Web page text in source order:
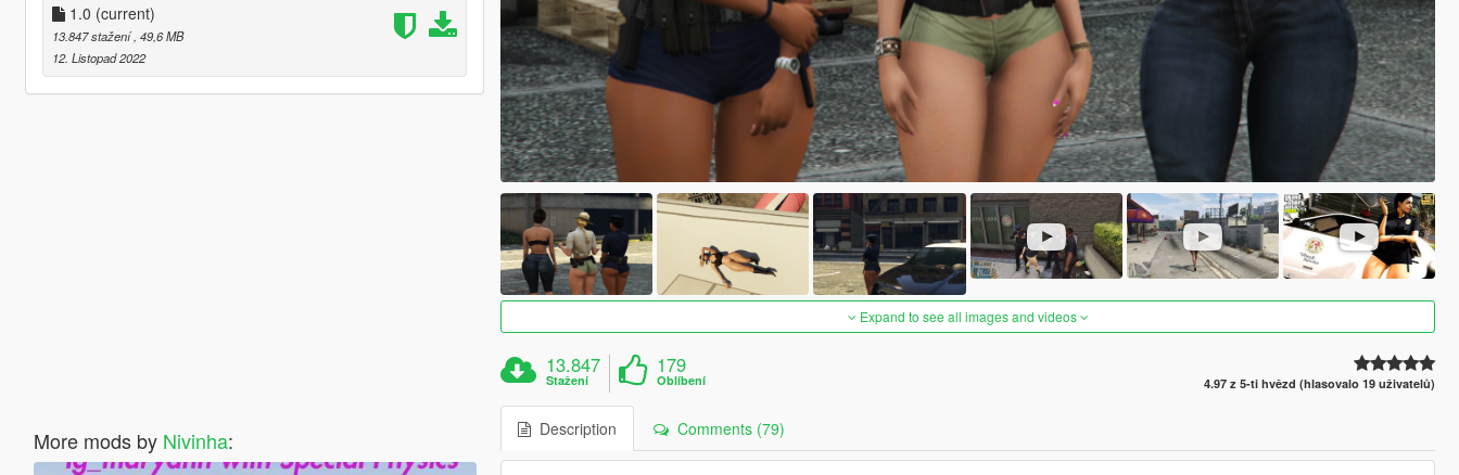
1.0 (current)
13.847 stažení, 49,6 MB
12. Listopad 2022
More mods by Nivinha:
Expand to see all images and videos
13.847
Stažení
179
Oblíbení 4.97 z 5-ti hvězd (hlasovalo 19 uživatelů)
Description Comments (79)